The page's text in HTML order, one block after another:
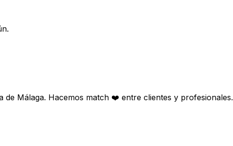
de Málaga. Hacemos match ❤️ entre clientes y profesionales.